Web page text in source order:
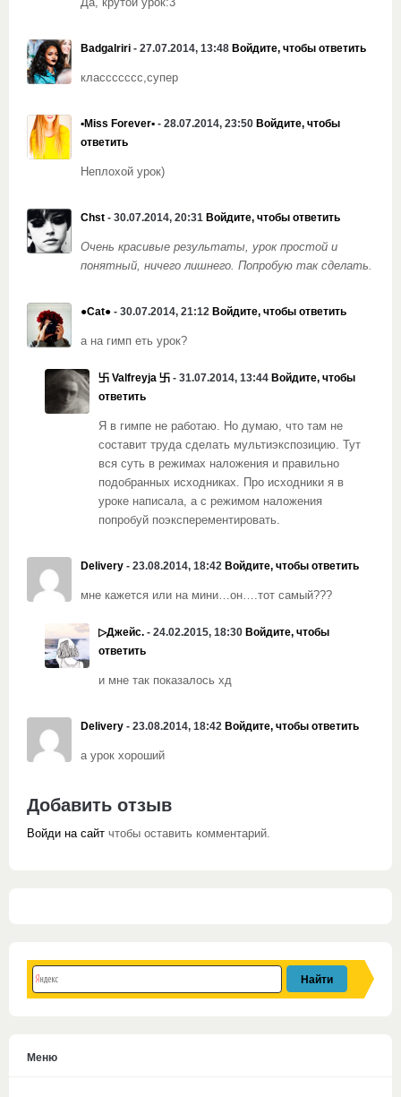
Да, крутой урок:3
Badgalriri - 27.07.2014, 13:48 Войдите, чтобы ответить
классссссс,супер
▪Miss Forever▪ - 28.07.2014, 23:50 Войдите, чтобы
ответить
Неплохой урок)
Chst - 30.07.2014, 20:31 Войдите, чтобы ответить
Очень красивые результаты, урок простой и
понятный, ничего лишнего. Попробую так сделать.
●Сat● - 30.07.2014, 21:12 Войдите, чтобы ответить
а на гимп еть урок?
卐 Valfreyja 卐 - 31.07.2014, 13:44 Войдите, чтобы
ответить
Я в гимпе не работаю. Но думаю, что там не
составит труда сделать мультиэкспозицию. Тут
вся суть в режимах наложения и правильно
подобранных исходниках. Про исходники я в
уроке написала, а с режимом наложения
попробуй поэксперементировать.
Delivery - 23.08.2014, 18:42 Войдите, чтобы ответить
мне кажется или на мини…он….тот самый???
▷Джейс. - 24.02.2015, 18:30 Войдите, чтобы
ответить
и мне так показалось хд
Delivery - 23.08.2014, 18:42 Войдите, чтобы ответить
а урок хороший
Добавить отзыв
Войди на сайт чтобы оставить комментарий.
Меню